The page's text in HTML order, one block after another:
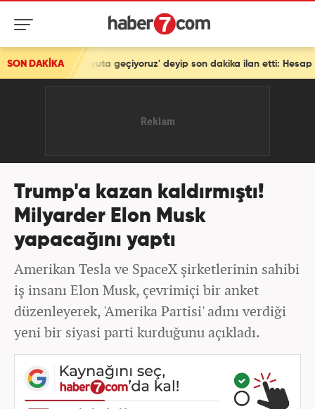
SON DAKİKAgeçiyoruz' deyip son dakika ilan etti: Hesap soracağız!
Trump'a kazan kaldırmıştı!
Milyarder Elon Musk
yapacağını yaptı
Amerikan Tesla ve SpaceX şirketlerinin sahibi
iş insanı Elon Musk, çevrimiçi bir anket
düzenleyerek, 'Amerika Partisi' adını verdiği
yeni bir siyasi parti kurduğunu açıkladı.